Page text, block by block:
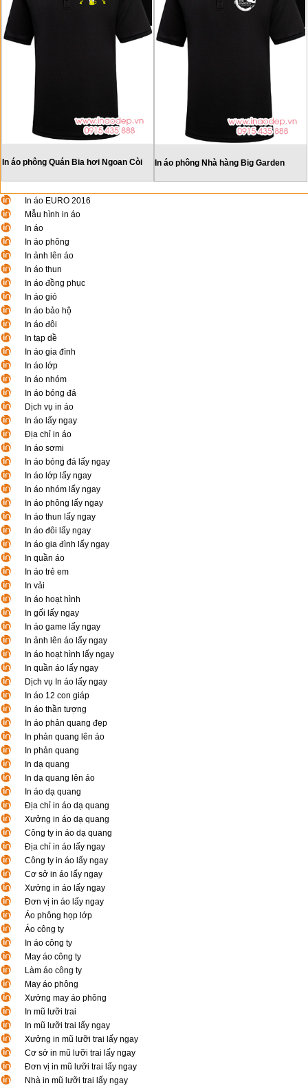
In áo phông Quán Bia hơi Ngoan Còi In áo phông Nhà hàng Big Garden
In áo EURO 2016
Mẫu hình in áo
In áo
In áo phông
In ảnh lên áo
In áo thun
In áo đồng phục
In áo gió
In áo bảo hộ
In áo đôi
In tạp dề
In áo gia đình
In áo lớp
In áo nhóm
In áo bóng đá
Dịch vụ in áo
In áo lấy ngay
Địa chỉ in áo
In áo sơmi
In áo bóng đá lấy ngay
In áo lớp lấy ngay
In áo nhóm lấy ngay
In áo phông lấy ngay
In áo thun lấy ngay
In áo đôi lấy ngay
In áo gia đình lấy ngay
In quần áo
In áo trẻ em
In vải
In áo hoạt hình
In gối lấy ngay
In áo game lấy ngay
In ảnh lên áo lấy ngay
In áo hoạt hình lấy ngay
In quần áo lấy ngay
Dịch vụ In áo lấy ngay
In áo 12 con giáp
In áo thần tượng
In áo phản quang đẹp
In phản quang lên áo
In phản quang
In dạ quang
In dạ quang lên áo
In áo dạ quang
Địa chỉ in áo dạ quang
Xưởng in áo dạ quang
Công ty in áo dạ quang
Địa chỉ in áo lấy ngay
Công ty in áo lấy ngay
Cơ sở in áo lấy ngay
Xưởng in áo lấy ngay
Đơn vị in áo lấy ngay
Áo phông họp lớp
Áo công ty
In áo công ty
May áo công ty
Làm áo công ty
May áo phông
Xưởng may áo phông
In mũ lưỡi trai
In mũ lưỡi trai lấy ngay
Xưởng in mũ lưỡi trai lấy ngay
Cơ sở in mũ lưỡi trai lấy ngay
Đơn vị in mũ lưỡi trai lấy ngay
Nhà in mũ lưỡi trai lấy ngay